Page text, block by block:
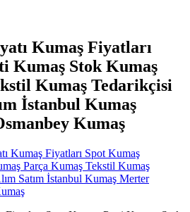
Kumaş Fiyatları
Kumaş Stok Kumaş
Kumaş Tedarikçisi
İstanbul Kumaş
Kumaş